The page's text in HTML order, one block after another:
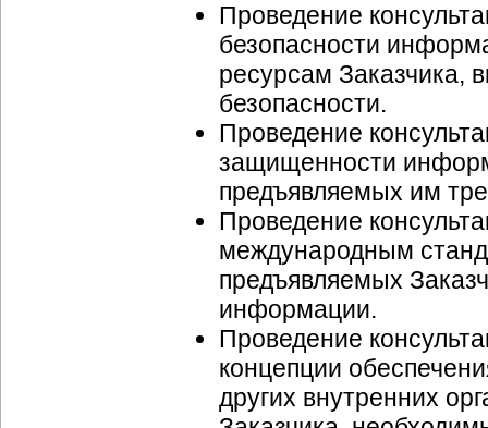
Проведение
безопасности
ресурсам Заказчика,
безопасности.
Проведение
защищенности
предъявляемых им
Проведение
международным
предъявляемых
информации.
Проведение
концепции
других внутренних